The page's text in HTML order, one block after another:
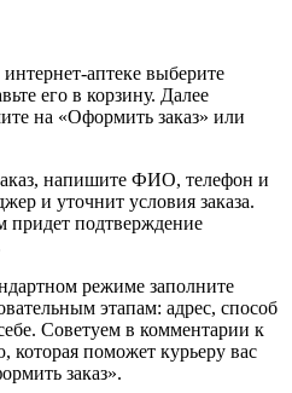
аптеке выберите
его в корзину. Далее
на «Оформить заказ» или
напишите ФИО, телефон и
и уточнит условия заказа.
придет подтверждение
режиме заполните
этапам: адрес, способ
Советуем в комментарии к
которая поможет курьеру вас
заказ».